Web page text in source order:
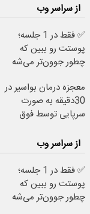
از سراسر وب
✅ فقط در 1 جلسه؛
پوستت رو ببین که
چطور جوون‌تر می‌شه
معجزه درمان بواسیر در
30دقیقه به صورت
سرپایی توسط فوق
از سراسر وب
✅ فقط در 1 جلسه؛
پوستت رو ببین که
چطور جوون‌تر می‌شه